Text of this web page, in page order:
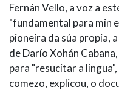
Fernán Vello, a voz a
"fundamental para min
pioneira da súa propia,
de Darío Xohán
para "resucitar a
comezo, explicou, o